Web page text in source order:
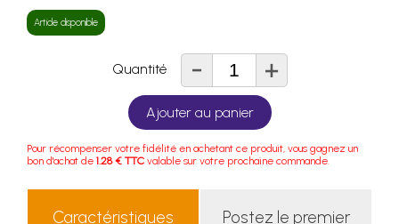
Article disponible
Quantité - +
Ajouter au panier
Pour récompenser votre fidélité en achetant ce produit, vous gagnez un
bon d'achat de 1.28 € TTC valable sur votre prochaine commande.
Caractéristiques
Postez le premier